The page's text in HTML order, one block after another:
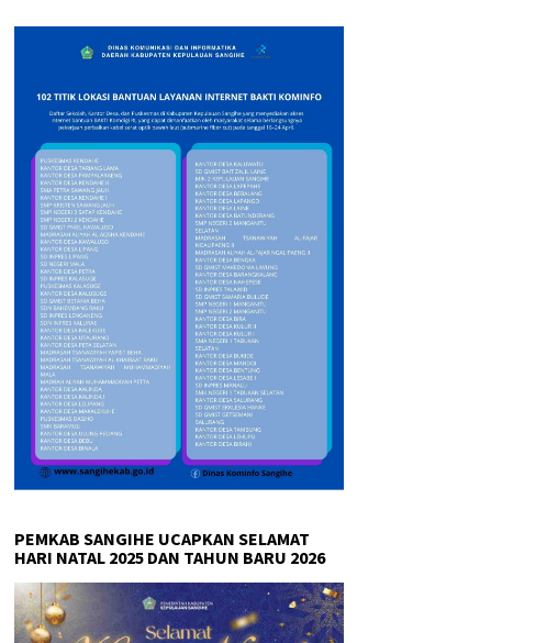
PEMKAB SANGIHE UCAPKAN SELAMAT
HARI NATAL 2025 DAN TAHUN BARU 2026